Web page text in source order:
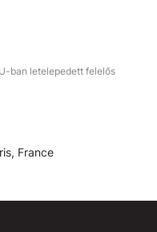
ban letelepedett felelős
France